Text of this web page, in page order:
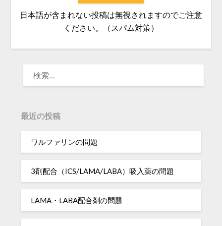
日本語が含まれない投稿は無視されますのでご注意
ください。（スパム対策）
最近の投稿
ワルファリンの問題
3剤配合（ICS/LAMA/LABA）吸入薬の問題
LAMA・LABA配合剤の問題